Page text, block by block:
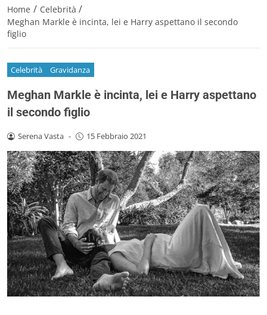
Home / Celebrità /
Meghan Markle è incinta, lei e Harry aspettano il secondo
figlio
Celebrità Gravidanza
Meghan Markle è incinta, lei e Harry aspettano
il secondo figlio
Serena Vasta - 15 Febbraio 2021